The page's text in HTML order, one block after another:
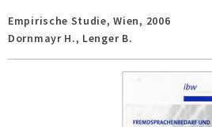
Empirische Studie,Wien, 2006
Dornmayr H., Lenger B.